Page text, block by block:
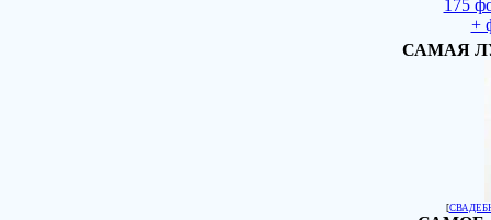
175
+
САМАЯ
[